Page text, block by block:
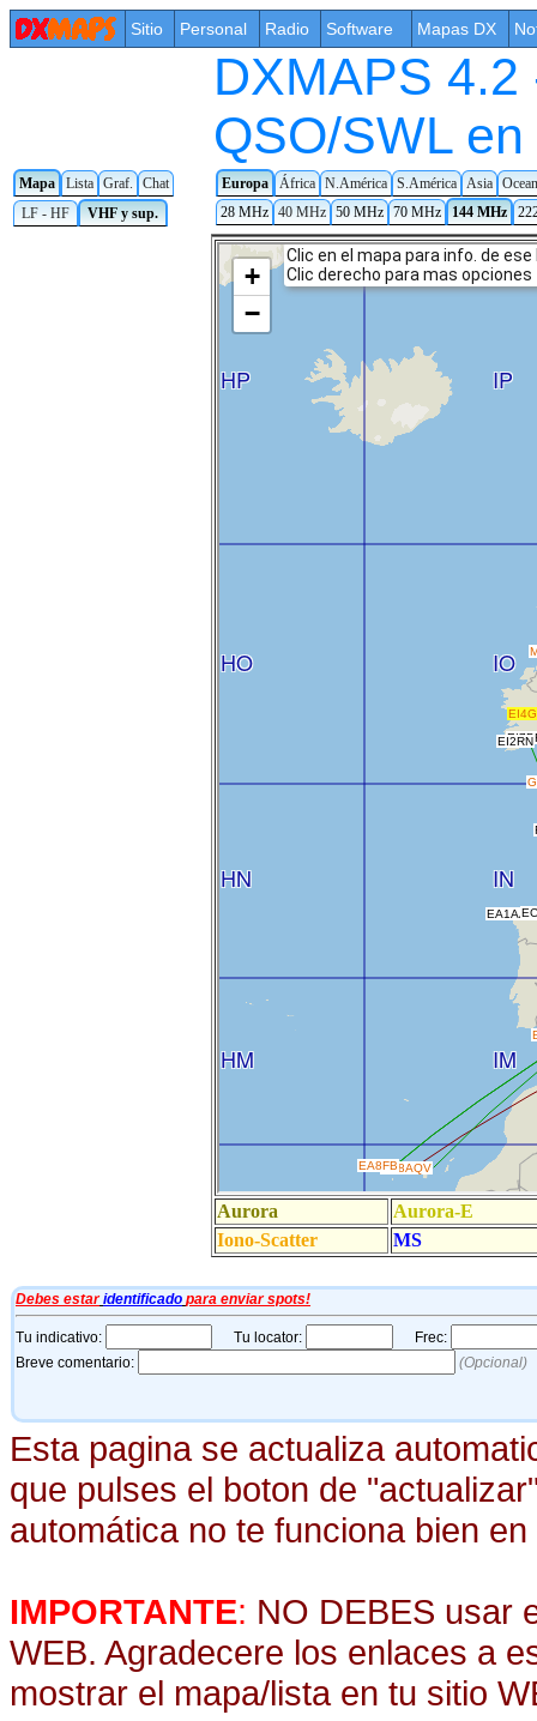
Sitio Personal Radio Software Mapas DX
DXMAPS
QSO/SWL
Mapa Lista Graf. Chat Europa África N.América S.América Asia
LF - HF
VHF y sup. 28 MHz 40 MHz 50 MHz 70 MHz 144 MHz
Esta pagina se actualiza
que pulses el boton de
automática no te funciona bien
IMPORTANTE: NO DEBES usar
WEB. Agradecere los enlaces a
mostrar el mapa/lista en tu sitio